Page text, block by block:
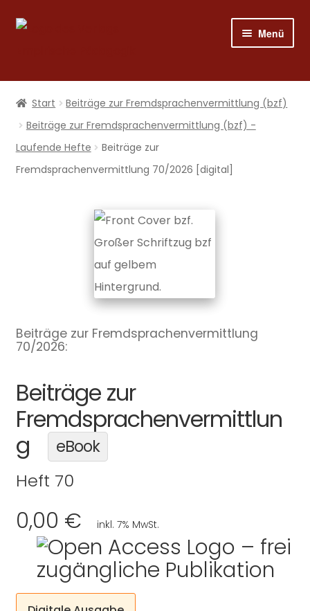
Zur
Zum
Menü
Shop
Programm
Publizieren
Start
Beiträge zur Fremdsprachen­vermittlung (bzf)
Beiträge zur Fremdsprachenvermittlung (bzf) -
Laufende Hefte
Beiträge zur
Fremdsprachenvermittlung 70/2026 [digital]
Beiträge zur Fremdsprachenvermittlung
70/2026:
Beiträge zur
Fremdsprachenvermittlun
g
eBook
Heft 70
0,00 € inkl. 7% MwSt.